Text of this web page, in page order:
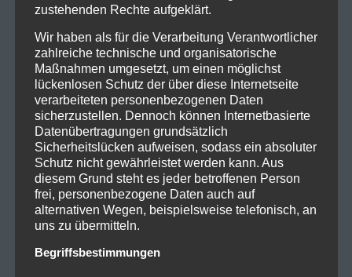
zustehenden Rechte aufgeklärt.
Wir haben als für die Verarbeitung Verantwortlicher
zahlreiche technische und organisatorische
Maßnahmen umgesetzt, um einen möglichst
lückenlosen Schutz der über diese Internetseite
verarbeiteten personenbezogenen Daten
sicherzustellen. Dennoch können Internetbasierte
Datenübertragungen grundsätzlich
Sicherheitslücken aufweisen, sodass ein absoluter
Schutz nicht gewährleistet werden kann. Aus
diesem Grund steht es jeder betroffenen Person
frei, personenbezogene Daten auch auf
alternativen Wegen, beispielsweise telefonisch, an
uns zu übermitteln.
Begriffsbestimmungen